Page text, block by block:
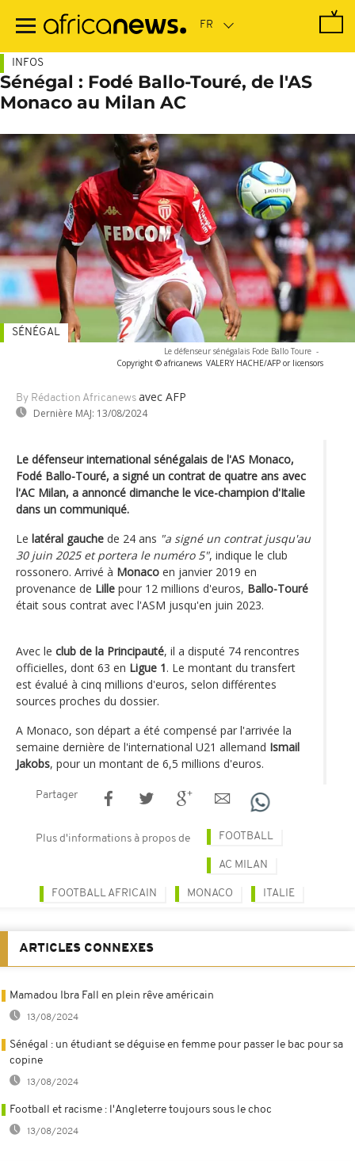
contenu
INFOS
Sénégal : Fodé Ballo-Touré, de l'AS
Monaco au Milan AC
Le défenseur sénégalais Fode Ballo Toure -
Copyright © africanews VALERY HACHE/AFP or licensors
By Rédaction Africanews avec AFP
Dernière MAJ: 13/08/2024
SÉNÉGAL
Le défenseur international sénégalais de l'AS Monaco,
Fodé Ballo-Touré, a signé un contrat de quatre ans avec
l'AC Milan, a annoncé dimanche le vice-champion d'Italie
dans un communiqué.
Le latéral gauche de 24 ans "a signé un contrat jusqu'au
30 juin 2025 et portera le numéro 5", indique le club
rossonero. Arrivé à Monaco en janvier 2019 en
provenance de Lille pour 12 millions d'euros, Ballo-Touré
était sous contrat avec l'ASM jusqu'en juin 2023.
Avec le club de la Principauté, il a disputé 74 rencontres
officielles, dont 63 en Ligue 1. Le montant du transfert
est évalué à cinq millions d'euros, selon différentes
sources proches du dossier.
A Monaco, son départ a été compensé par l'arrivée la
semaine dernière de l'international U21 allemand Ismail
Jakobs, pour un montant de 6,5 millions d'euros.
Partager
Plus d'informations à propos de FOOTBALL
AC MILAN
FOOTBALL AFRICAIN MONACO ITALIE
ARTICLES CONNEXES
Mamadou Ibra Fall en plein rêve américain
13/08/2024
Sénégal : un étudiant se déguise en femme pour passer le bac pour sa
copine
13/08/2024
Football et racisme : l'Angleterre toujours sous le choc
13/08/2024